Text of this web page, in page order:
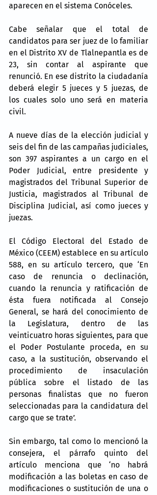
aparecen en el sistema Conóceles.
Cabe señalar que el total de
candidatos para ser juez de lo familiar
en el Distrito XV de Tlalnepantla es de
23, sin contar al aspirante que
renunció. En ese distrito la ciudadanía
deberá elegir 5 jueces y 5 juezas, de
los cuales solo uno será en materia
civil.
A nueve días de la elección judicial y
seis del fin de las campañas judiciales,
son 397 aspirantes a un cargo en el
Poder Judicial, entre presidente y
magistrados del Tribunal Superior de
Justicia, magistrados al Tribunal de
Disciplina Judicial, así como jueces y
juezas.
El Código Electoral del Estado de
México (CEEM) establece en su artículo
588, en su artículo tercero, que ‘En
caso de renuncia o declinación,
cuando la renuncia y ratificación de
ésta fuera notificada al Consejo
General, se hará del conocimiento de
la Legislatura, dentro de las
veinticuatro horas siguientes, para que
el Poder Postulante proceda, en su
caso, a la sustitución, observando el
procedimiento de insaculación
pública sobre el listado de las
personas finalistas que no fueron
seleccionadas para la candidatura del
cargo que se trate’.
Sin embargo, tal como lo mencionó la
consejera, el párrafo quinto del
artículo menciona que ‘no habrá
modificación a las boletas en caso de
modificaciones o sustitución de una o